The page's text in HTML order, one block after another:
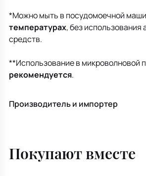
*Можно мыть в посудомоечной
температурах, без использования
средств.
**Использование в микроволновой
рекомендуется.
Производитель и импортер
Покупают вместе